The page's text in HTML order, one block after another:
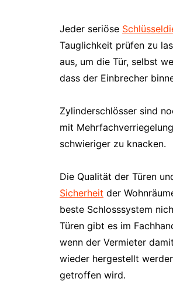
Jeder seriöse
Tauglichkeit prüfen zu
aus, um die Tür, selbst
dass der Einbrecher
Zylinderschlösser sind
mit
schwieriger zu knacken.
Die Qualität der Türen
Sicherheit der
beste Schlosssystem
Türen gibt es im
wenn der Vermieter
wieder hergestellt
getroffen wird.